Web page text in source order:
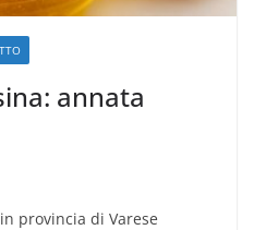
annata
in provincia di Varese